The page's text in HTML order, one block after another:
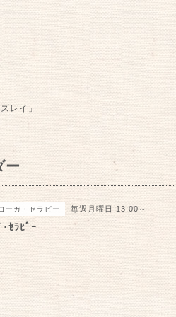
レイ」
ー
ーガ・セラピー 毎週月曜日 13:00～
･ｾﾗﾋﾟｰ